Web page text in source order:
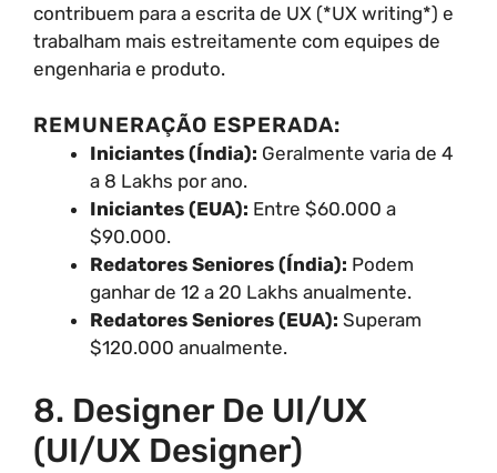
contribuem para a escrita de UX (*UX writing*) e
trabalham mais estreitamente com equipes de
engenharia e produto.
REMUNERAÇÃO ESPERADA:
Iniciantes (Índia): Geralmente varia de 4
a 8 Lakhs por ano.
Iniciantes (EUA): Entre $60.000 a
$90.000.
Redatores Seniores (Índia): Podem
ganhar de 12 a 20 Lakhs anualmente.
Redatores Seniores (EUA): Superam
$120.000 anualmente.
8. Designer De UI/UX
(UI/UX Designer)